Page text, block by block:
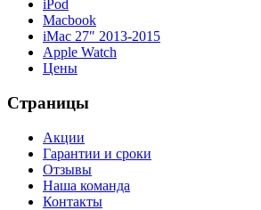
iPod
Macbook
iMac 27″ 2013-2015
Apple Watch
Цены
Страницы
Акции
Гарантии и сроки
Отзывы
Наша команда
Контакты